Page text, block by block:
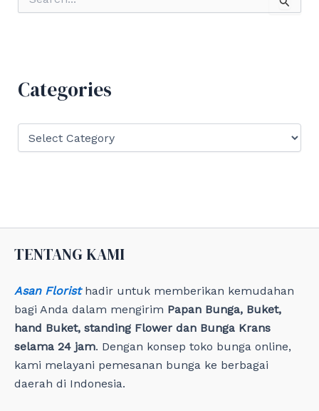
o
Categories
i
s
TENTANG KAMI
Asan Floristhadir untuk memberikan kemudahan
bagi Anda dalam mengirim Papan Bunga, Buket,
hand Buket, standing Flower dan Bunga Krans
selama 24 jam. Dengan konsep toko bunga online,
kami melayani pemesanan bunga ke berbagai
daerah di Indonesia.